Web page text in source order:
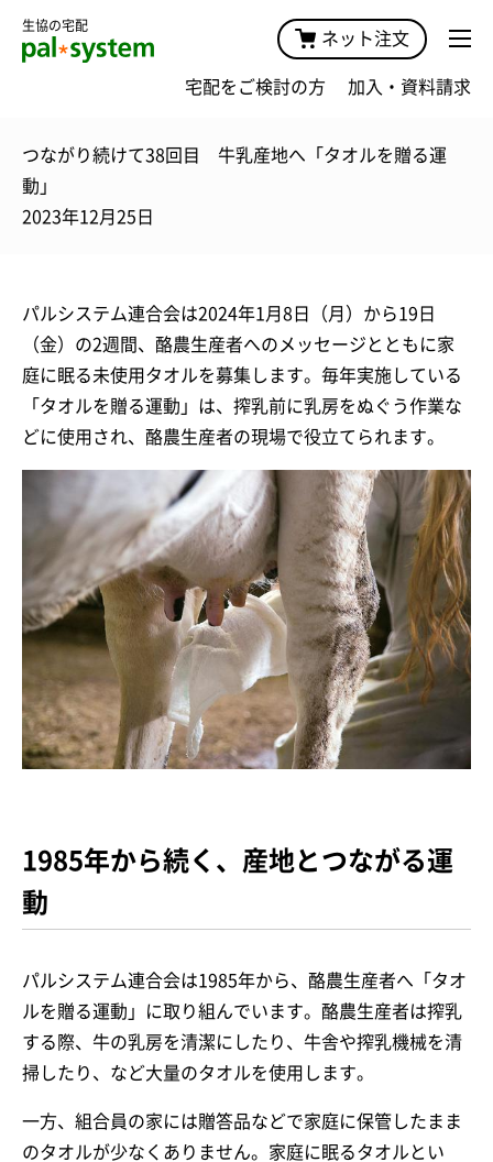
生協の宅配
ネット注文
宅配をご検討の方 加入・資料請求
つながり続けて38回目 牛乳産地へ「タオルを贈る運
動」
2023年12月25日
パルシステム連合会は2024年1月8日（月）から19日
（金） の2週間、酪農生産者へのメッセージとともに家
庭に眠る未使用タオルを募集します。毎年実施している
「タオルを贈る運動」は、搾乳前に乳房をぬぐう作業な
どに使用され、酪農生産者の現場で役立てられます。
1985年から続く、産地とつながる運
動
パルシステム連合会は1985年から、酪農生産者へ「タオ
ルを贈る運動」に取り組んでいます。酪農生産者は搾乳
する際、牛の乳房を清潔にしたり、牛舎や搾乳機械を清
掃したり、など大量のタオルを使用します。
一方、組合員の家には贈答品などで家庭に保管したまま
のタオルが少なくありません。家庭に眠るタオルとい